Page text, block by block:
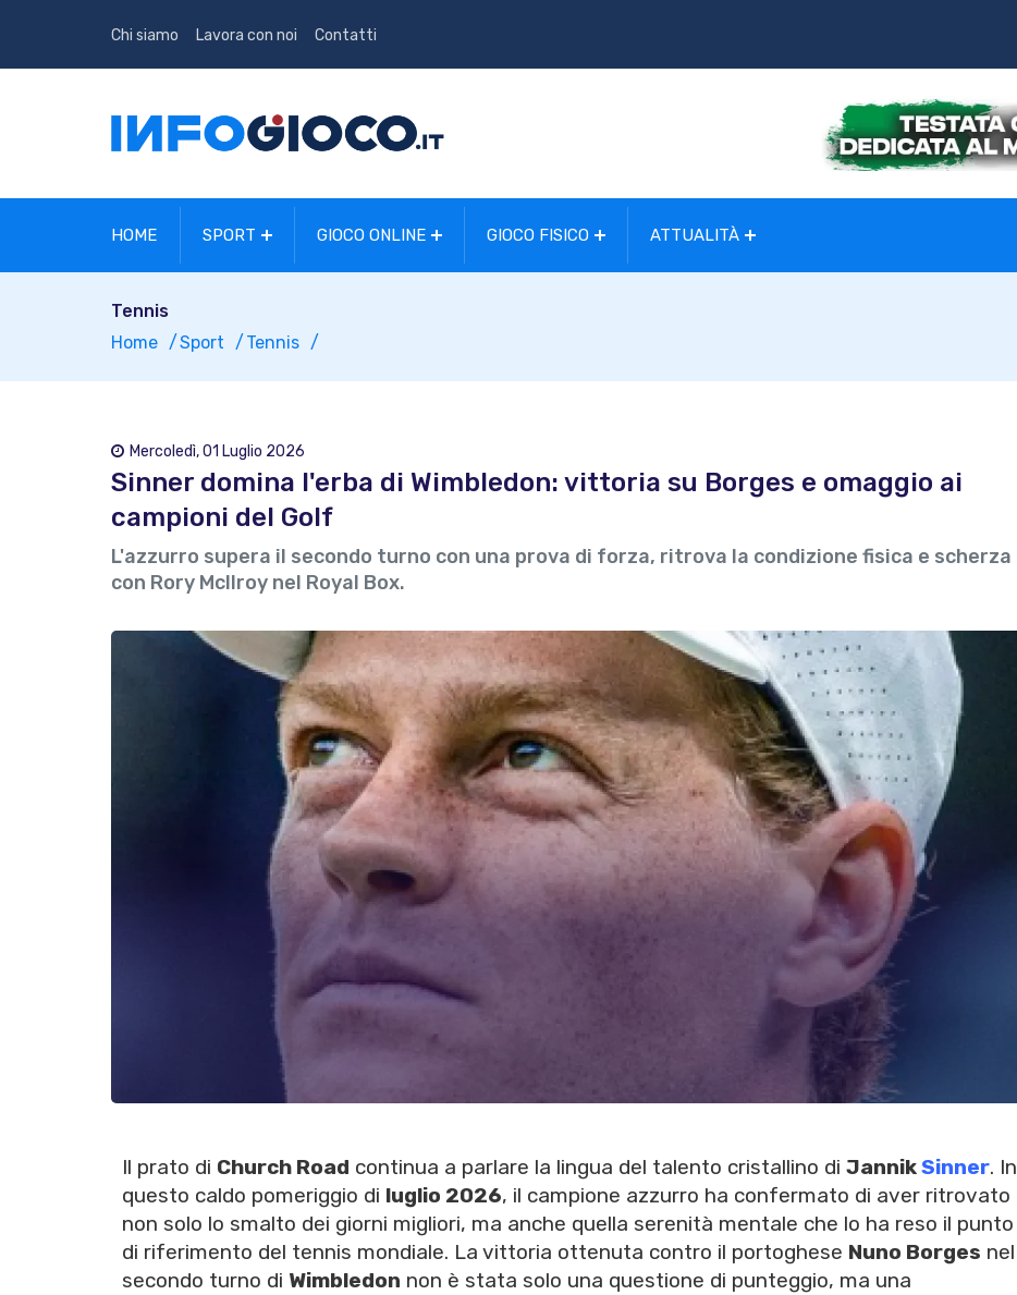
Chi siamo Lavora con noi Contatti
HOME SPORT GIOCO ONLINE GIOCO FISICO ATTUALITÀ
Tennis
Home
Sport Tennis
Mercoledì, 01 Luglio 2026
Sinner domina l'erba di Wimbledon: vittoria su Borges e omaggio ai
campioni del Golf
L'azzurro supera il secondo turno con una prova di forza, ritrova la condizione fisica e scherza
con Rory McIlroy nel Royal Box.
Il prato di Church Road continua a parlare la lingua del talento cristallino di JannikSinner. In
questo caldo pomeriggio di luglio 2026, il campione azzurro ha confermato di aver ritrovato
non solo lo smalto dei giorni migliori, ma anche quella serenità mentale che lo ha reso il punto
di riferimento del tennis mondiale. La vittoria ottenuta contro il portoghese Nuno Borges nel
secondo turno di Wimbledon non è stata solo una questione di punteggio, ma una